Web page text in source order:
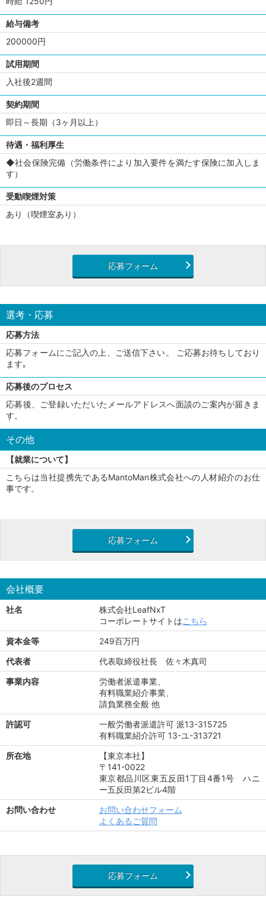
給与備考
200000円
試用期間
入社後2週間
契約期間
即日～長期（3ヶ月以上）
待遇・福利厚生
◆社会保険完備（労働条件により加入要件を満たす保険に加入しま
す）
受動喫煙対策
あり（喫煙室あり）
応募フォーム
選考・応募
応募方法
応募フォームにご記入の上、ご送信下さい。 ご応募お待ちしており
ます｡
応募後のプロセス
応募後、ご登録いただいたメールアドレスへ面談のご案内が届きま
す。
その他
【就業について】
こちらは当社提携先であるMantoMan株式会社への人材紹介のお仕
事です。
応募フォーム
会社概要
社名
株式会社LeafNxT
コーポレートサイトはこちら
資本金等
249百万円
代表者
代表取締役社長 佐々木真司
事業内容
労働者派遣事業、
有料職業紹介事業、
請負業務全般 他
許認可
一般労働者派遣許可 派13-315725
有料職業紹介許可 13-ユ-313721
所在地
【東京本社】
〒141-0022
東京都品川区東五反田1丁目4番1号 ハニ
ー五反田第2ビル4階
お問い合わせ
お問い合わせフォーム
よくあるご質問
応募フォーム